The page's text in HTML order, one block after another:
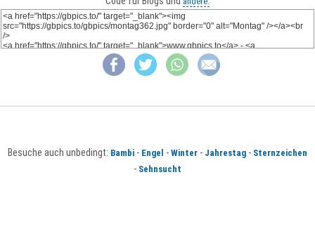
Besuche auch unbedingt: Bambi - Engel - Winter - Jahrestag - Sternzeichen
- Sehnsucht